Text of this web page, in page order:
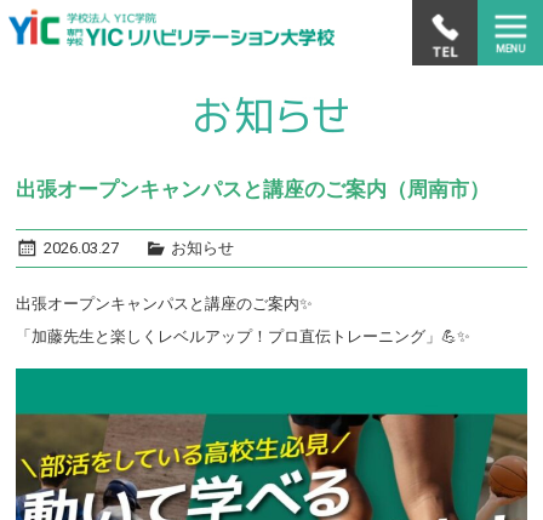
出張オープンキャンパスと講座のご案内（周南市）
2026.03.27 お知らせ
出張オープンキャンパスと講座のご案内✨
「加藤先生と楽しくレベルアップ！プロ直伝トレーニング」💪✨